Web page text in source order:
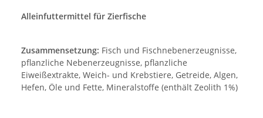
Alleinfuttermittel für Zierfische
Zusammensetzung: Fisch und Fischnebenerzeugnisse,
pflanzliche Nebenerzeugnisse, pflanzliche
Eiweißextrakte, Weich- und Krebstiere, Getreide, Algen,
Hefen, Öle und Fette, Mineralstoffe (enthält Zeolith 1%)